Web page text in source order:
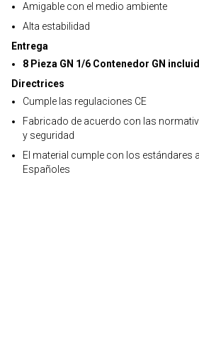
Amigable con el medio ambiente
Alta estabilidad
Entrega
8 Pieza GN 1/6 Contenedor GN
Directrices
Cumple las regulaciones CE
Fabricado de acuerdo con las
y seguridad
El material cumple con los estándares
Españoles